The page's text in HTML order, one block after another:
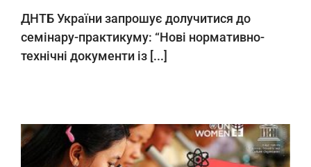
ДНТБ України запрошує долучитися до
семінару-практикуму: “Нові нормативно-
технічні документи із [...]